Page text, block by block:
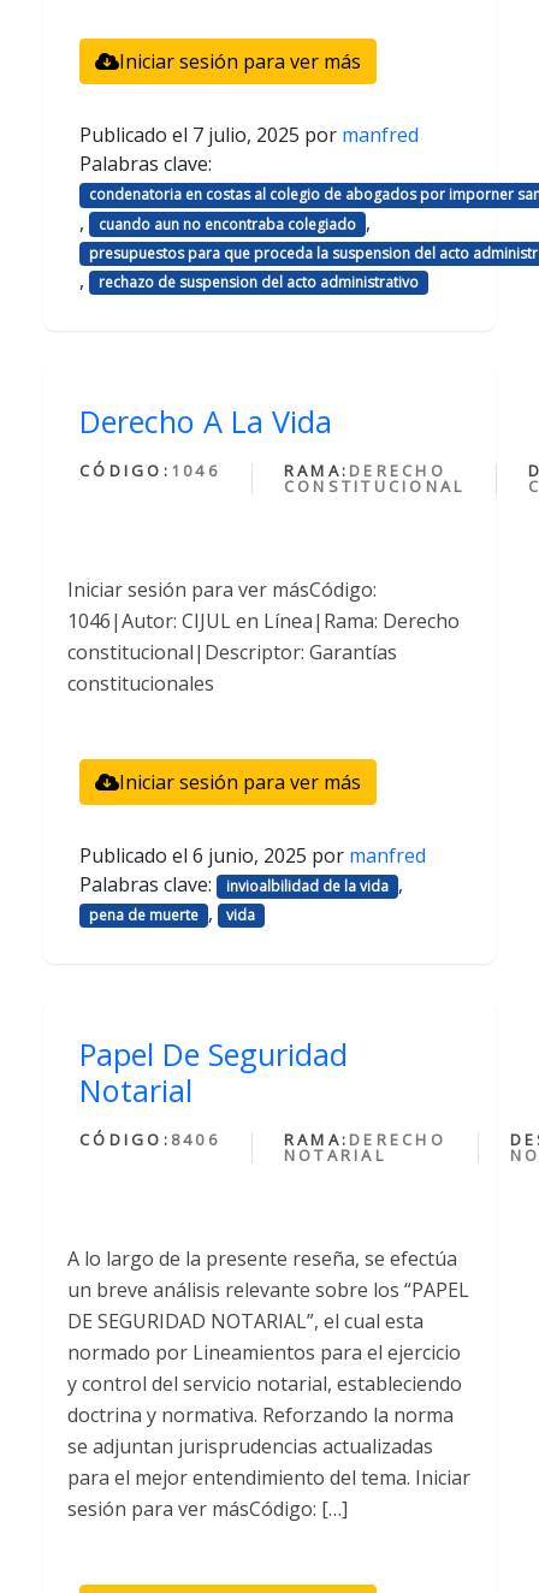
Iniciar sesión para ver más
Publicado el 7 julio, 2025 por manfred
Palabras clave:
condenatoria en costas al colegio de abogados por imporner
, cuando aun no encontraba colegiado ,
presupuestos para que proceda la suspension del acto
, rechazo de suspension del acto administrativo
Derecho A La Vida
CÓDIGO: 1046 RAMA: DERECHO
CONSTITUCIONAL
Iniciar sesión para ver másCódigo:
1046|Autor: CIJUL en Línea|Rama: Derecho
constitucional|Descriptor: Garantías
constitucionales
Iniciar sesión para ver más
Publicado el 6 junio, 2025 por manfred
Palabras clave:
invioalbilidad de la vida ,
pena de muerte , vida
Papel De Seguridad
Notarial
CÓDIGO: 8406 RAMA: DERECHO
NOTARIAL
A lo largo de la presente reseña, se efectúa
un breve análisis relevante sobre los “PAPEL
DE SEGURIDAD NOTARIAL”, el cual esta
normado por Lineamientos para el ejercicio
y control del servicio notarial, estableciendo
doctrina y normativa. Reforzando la norma
se adjuntan jurisprudencias actualizadas
para el mejor entendimiento del tema. Iniciar
sesión para ver másCódigo: […]